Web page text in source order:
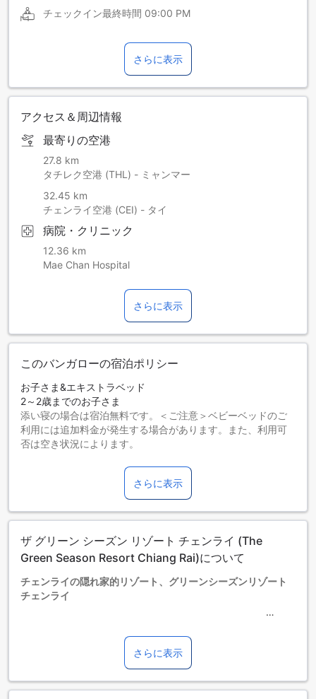
チェックイン最終時間 09:00 PM
さらに表示
アクセス＆周辺情報
最寄りの空港
27.8 km
タチレク空港 (THL) - ミャンマー
32.45 km
チェンライ空港 (CEI) - タイ
病院・クリニック
12.36 km
Mae Chan Hospital
さらに表示
このバンガローの宿泊ポリシー
お子さま&エキストラベッド
2～2歳までのお子さま
添い寝の場合は宿泊無料です。＜ご注意＞ベビーベッドのご
利用には追加料金が発生する場合があります。また、利用可
否は空き状況によります。
添い寝の場合は宿泊無料です。
12歳以上の宿泊者は大人とみなされます。
エキストラベッドの追加可否は、ルームタイプにより異なり
ます。各ルームタイプ欄の記載をお確かめください。ルーム
ていない場合は、エキストラベッドの追加はできません。
【ご注意】6部屋以上をご予約の場合は、異なるご予約条件や
宿泊可能最小年齢：2歳
さらに表示
ザ グリーン シーズン リゾート チェンライ (The
Green Season Resort Chiang Rai)について
チェンライの隠れ家的リゾート、グリーンシーズンリゾート
チェンライ
チェンライに位置し、静かでリラックスできる滞在を提供し
ます。市内中心から約40キロの距離にあり、空港からも車で
約40分とアクセスも便利です。全てのゲストに快適な時間を
お約束するため、チェックインは午後2時から、チェックアウ
トは午前11時までとなっています。
さらに表示